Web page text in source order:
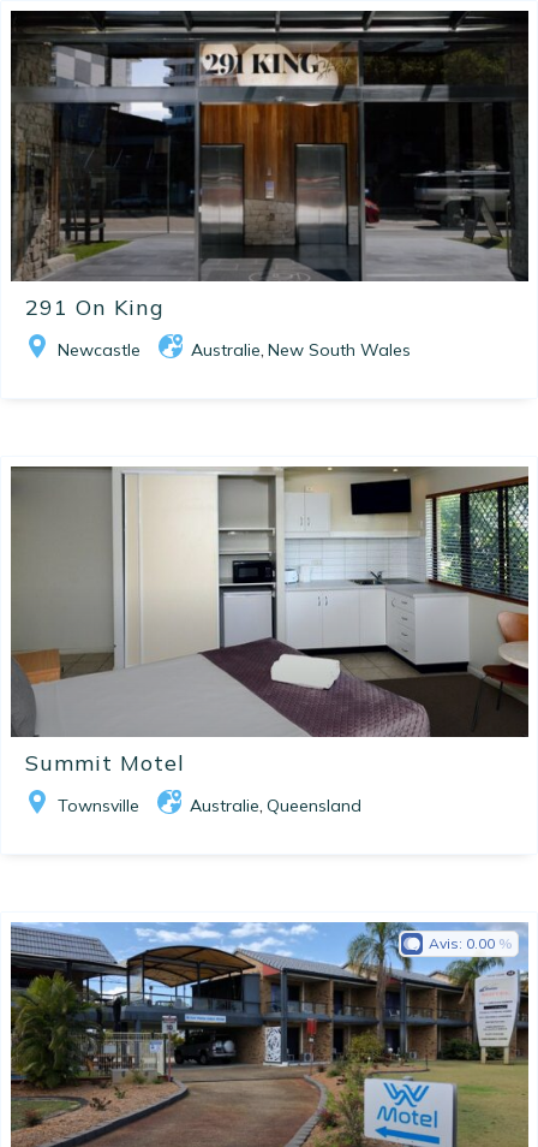
291 On King
Newcastle Australie, New South Wales
Summit Motel
Townsville Australie, Queensland
Avis: 0.00